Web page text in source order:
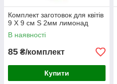
Комплект заготовок для квітів
9 Х 9 см S 2мм лимонад
В наявності
85 ₴/комплект
Купити